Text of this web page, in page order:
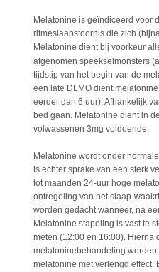
Melatonine is geïndiceerd voor
ritmeslaapstoornis die zich
Melatonine dient bij voorkeur
afgenomen speekselmonsters
tijdstip van het begin van de
een late DLMO dient
eerder dan 6 uur). Afhankelijk
bed gaan. Melatonine dient in
volwassenen 3mg voldoende.
Melatonine wordt onder
is echter sprake van een sterk
tot maanden 24-uur hoge
ontregeling van het slaap-
worden gedacht wanneer, na
Melatonine stapeling is vast te
meten (12:00 en 16:00). Hierna
melatoninebehandeling
melatonine met verlengd effect.